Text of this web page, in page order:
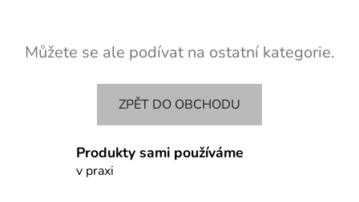
Můžete se ale podívat na ostatní kategorie.
ZPĚT DO OBCHODU
Produkty sami používáme
v praxi